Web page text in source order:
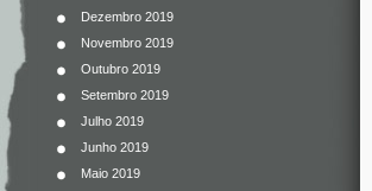
Dezembro 2019
Novembro 2019
Outubro 2019
Setembro 2019
Julho 2019
Junho 2019
Maio 2019